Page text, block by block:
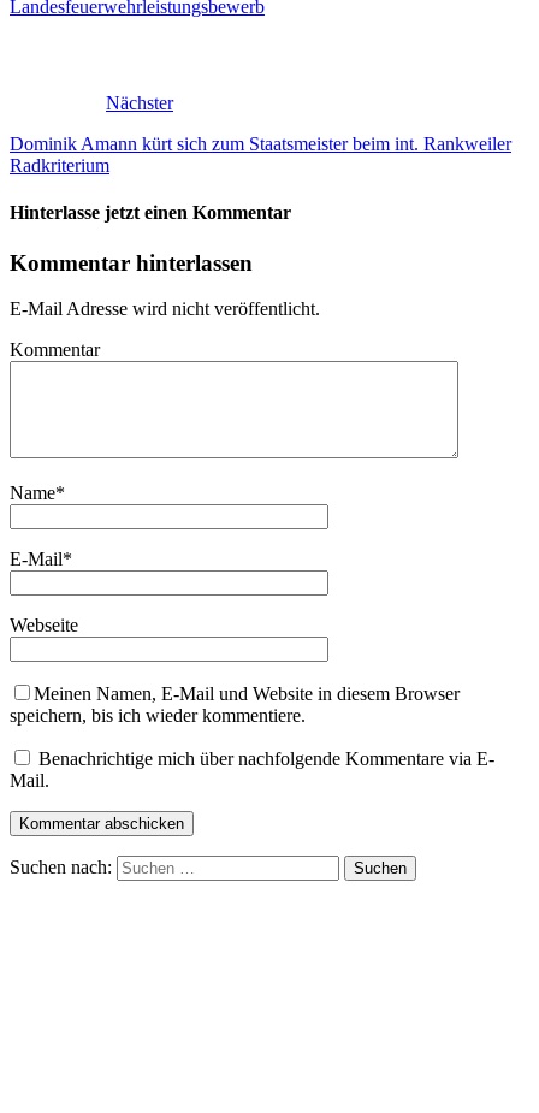
Landesfeuerwehrleistungsbewerb
Nächster
Dominik Amann kürt sich zum Staatsmeister beim int. Rankweiler
Radkriterium
Hinterlasse jetzt einen Kommentar
Kommentar hinterlassen
E-Mail Adresse wird nicht veröffentlicht.
Kommentar
Name*
E-Mail*
Webseite
Meinen Namen, E-Mail und Website in diesem Browser
speichern, bis ich wieder kommentiere.
Benachrichtige mich über nachfolgende Kommentare via E-
Mail.
Suchen nach: